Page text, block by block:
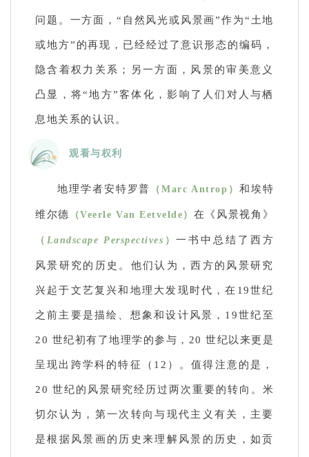
问题。一方面，“自然风光或风景画”作为“土地
或地方”的再现，已经经过了意识形态的编码，
隐含着权力关系；另一方面，风景的审美意义
凸显，将“地方”客体化，影响了人们对人与栖
息地关系的认识。
观看与权利
地理学者安特罗普 （Marc Antrop） 和埃特
维尔德 （Veerle Van Eetvelde） 在《风景视角》
（ Landscape Perspectives ）一书中总结了西方
风景研究的历史。他们认为，西方的风景研究
兴起于文艺复兴和地理大发现时代，在19世纪
之前主要是描绘、想象和设计风景，19世纪至
20 世纪初有了地理学的参与，20 世纪以来更是
呈现出跨学科的特征（12）。值得注意的是，
20 世纪的风景研究经历过两次重要的转向。米
切尔认为，第一次转向与现代主义有关，主要
是根据风景画的历史来理解风景的历史，如贡